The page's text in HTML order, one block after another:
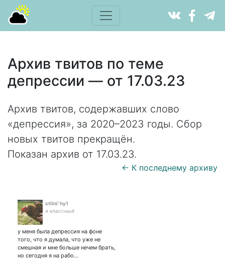
Архив твитов по теме
депрессии — от 17.03.23
Архив твитов, содержавших слово
«депрессия», за 2020–2023 годы. Сбор
новых твитов прекращён.
Показан архив от 17.03.23.
← К последнему архиву
stilni' hy1
я классный
у меня была депрессия на фоне
того, что я думала, что уже не
смешная и мне больше нечем брать,
но сегодня я на рабо…